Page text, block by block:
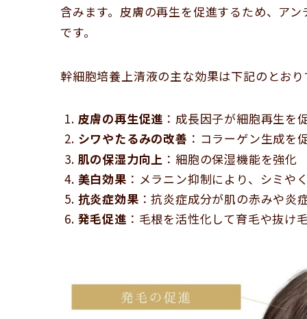
含みます。皮膚の再生を促進するため、ア
です。
幹細胞培養上清液の主な効果は下記のとおり
皮膚の再生促進 ：成長因子が細胞再生を
シワやたるみの改善 ：コラーゲン生成を
肌の保湿力向上 ：細胞の保湿機能を強化
美白効果 ：メラニン抑制により、シミや
抗炎症効果 ：抗炎症成分が肌の赤みや炎
発毛促進 ：毛根を活性化して育毛や抜け